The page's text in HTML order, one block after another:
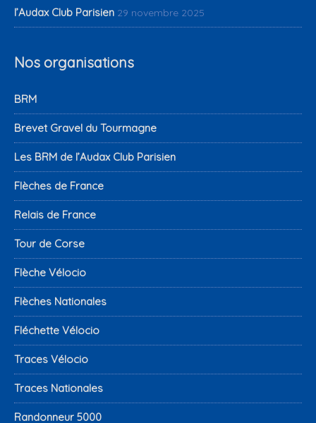
l’Audax Club Parisien 29 novembre 2025
Nos organisations
BRM
Brevet Gravel du Tourmagne
Les BRM de l’Audax Club Parisien
Flèches de France
Relais de France
Tour de Corse
Flèche Vélocio
Flèches Nationales
Fléchette Vélocio
Traces Vélocio
Traces Nationales
Randonneur 5000